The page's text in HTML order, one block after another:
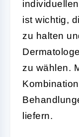
ist wichtig,
zu halten
zu wählen.
liefern.